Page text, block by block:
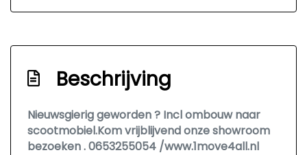
Beschrijving
Nieuwsgierig geworden ? Incl ombouw naar
scootmobiel.Kom vrijblijvend onze showroom
bezoeken . 0653255054 /www.1move4all.nl